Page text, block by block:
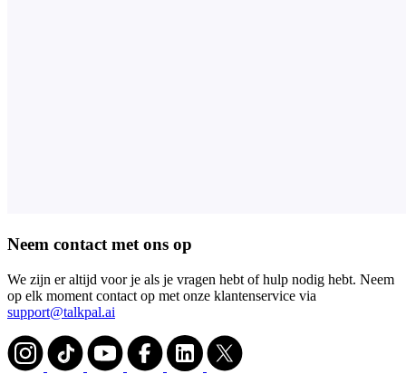
Neem contact met ons op
We zijn er altijd voor je als je vragen hebt of hulp nodig hebt. Neem
op elk moment contact op met onze klantenservice via
support@talkpal.ai